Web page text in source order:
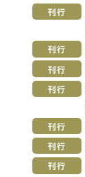
刊行
刊行
刊行
刊行
刊行
刊行
刊行